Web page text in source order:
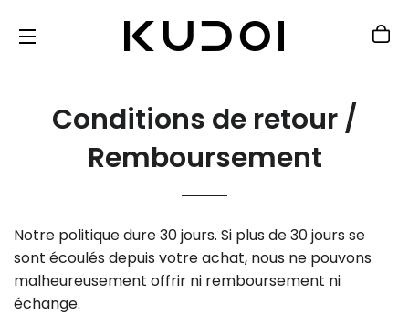
Conditions de retour /
Remboursement
Notre politique dure 30 jours. Si plus de 30 jours se
sont écoulés depuis votre achat, nous ne pouvons
malheureusement offrir ni remboursement ni
échange.